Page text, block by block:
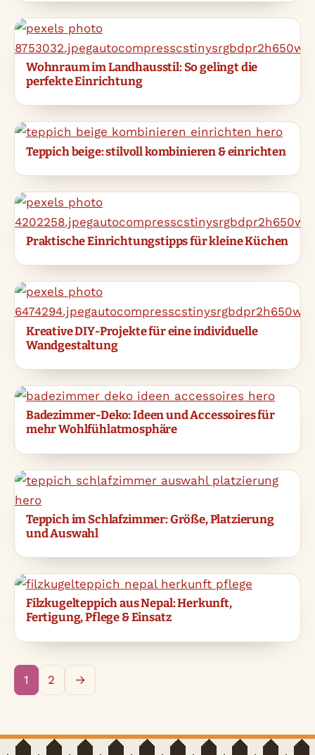
Wohnraum im Landhausstil: So gelingt die
perfekte Einrichtung
Teppich beige: stilvoll kombinieren & einrichten
Praktische Einrichtungstipps für kleine Küchen
Kreative DIY-Projekte für eine individuelle
Wandgestaltung
Badezimmer-Deko: Ideen und Accessoires für
mehr Wohlfühlatmosphäre
Teppich im Schlafzimmer: Größe, Platzierung
und Auswahl
Filzkugelteppich aus Nepal: Herkunft,
Fertigung, Pflege & Einsatz
1 2 →